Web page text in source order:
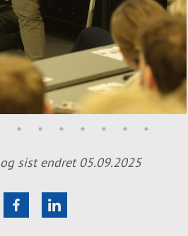
sist endret 05.09.2025